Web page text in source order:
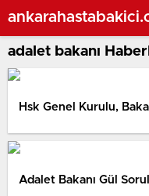
adalet bakanı
Hsk Genel Kurulu,
Adalet Bakanı Gül